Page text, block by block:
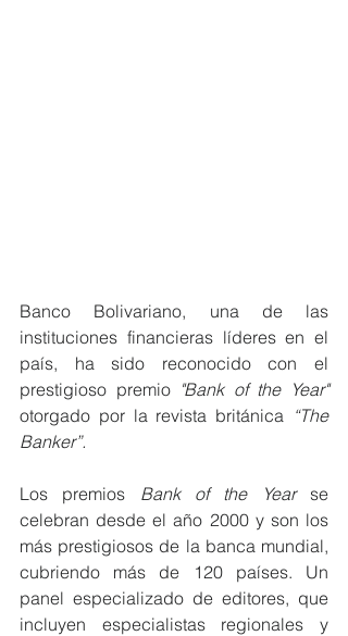
Banco Bolivariano, una de las
instituciones financieras líderes en el
país, ha sido reconocido con el
prestigioso premio
"Bank of the Year"
otorgado por la revista británica “The
Banker”.
Los premios Bank of the Year se
celebran desde el año 2000 y son los
más prestigiosos de la banca mundial,
cubriendo más de 120 países. Un
panel especializado de editores, que
incluyen especialistas regionales y